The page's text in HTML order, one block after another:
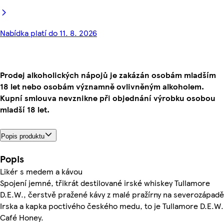
Nabídka platí do 11. 8. 2026
Prodej alkoholických nápojů je zakázán osobám mladším
18 let nebo osobám významně ovlivněným alkoholem.
Kupní smlouva nevznikne při objednání výrobku osobou
mladší 18 let.
Popis produktu
Popis
Likér s medem a kávou
Spojení jemné, třikrát destilované irské whiskey Tullamore
D.E.W., čerstvě pražené kávy z malé pražírny na severozápadě
Irska a kapka poctivého českého medu, to je Tullamore D.E.W.
Café Honey.